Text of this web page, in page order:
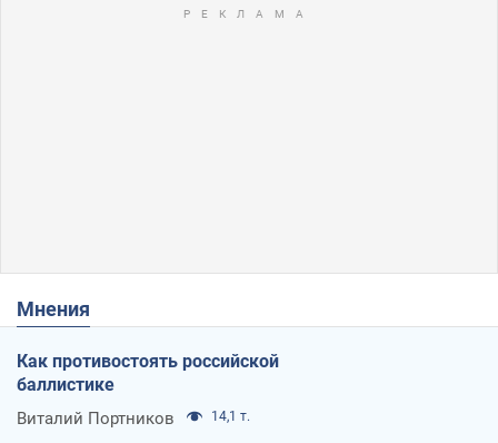
Мнения
Как противостоять российской
баллистике
Виталий Портников 14,1 т.